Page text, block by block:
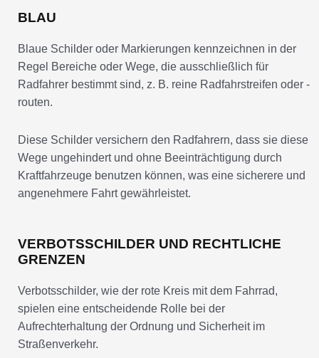
BLAU
Blaue Schilder oder Markierungen kennzeichnen in der
Regel Bereiche oder Wege, die ausschließlich für
Radfahrer bestimmt sind, z. B. reine Radfahrstreifen oder -
routen.
Diese Schilder versichern den Radfahrern, dass sie diese
Wege ungehindert und ohne Beeinträchtigung durch
Kraftfahrzeuge benutzen können, was eine sicherere und
angenehmere Fahrt gewährleistet.
VERBOTSSCHILDER UND RECHTLICHE
GRENZEN
Verbotsschilder, wie der rote Kreis mit dem Fahrrad,
spielen eine entscheidende Rolle bei der
Aufrechterhaltung der Ordnung und Sicherheit im
Straßenverkehr.